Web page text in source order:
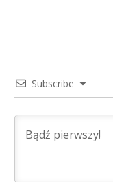
Subscribe